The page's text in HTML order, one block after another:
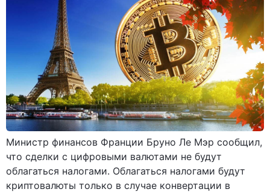
Министр финансов Франции Бруно Ле Мэр сообщил,
что сделки с цифровыми валютами не будут
облагаться налогами. Облагаться налогами будут
криптовалюты только в случае конвертации в